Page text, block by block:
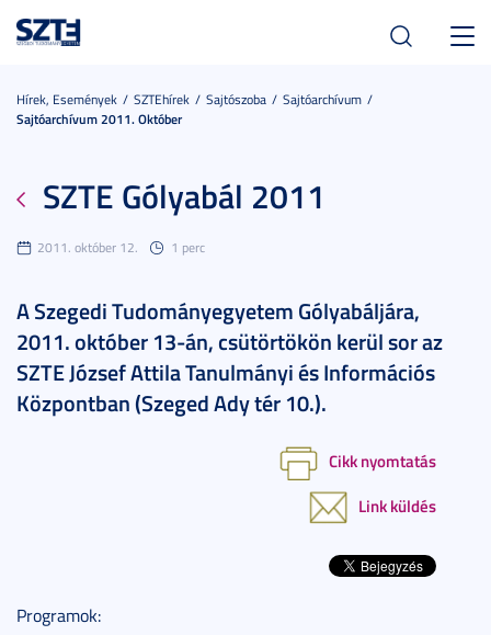
Hírek, Események SZTEhírek Sajtószoba
Sajtóarchívum
Sajtóarchívum 2011. Október
SZTE Gólyabál 2011
2011. október 12. 1 perc
A Szegedi Tudományegyetem Gólyabáljára,
2011. október 13-án, csütörtökön kerül sor az
SZTE József Attila Tanulmányi és Információs
Központban (Szeged Ady tér 10.).
Cikk nyomtatás
Link küldés
Programok: